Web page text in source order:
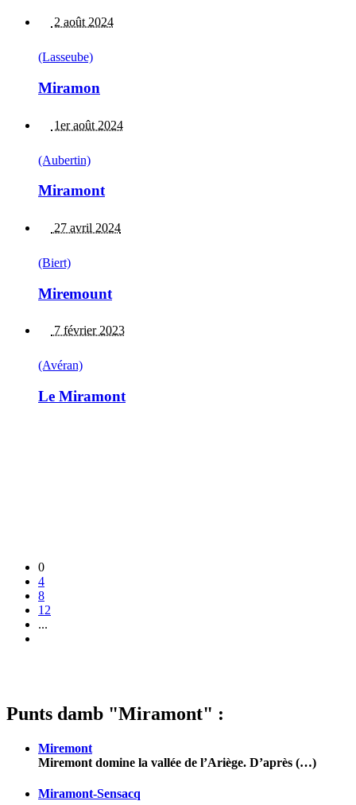
2 août 2024
(Lasseube)
Miramon
1er août 2024
(Aubertin)
Miramont
27 avril 2024
(Biert)
Miremount
7 février 2023
(Avéran)
Le Miramont
0
4
8
12
...
Punts damb "Miramont" :
Miremont
Miremont domine la vallée de l’Ariège. D’après (…)
Miramont-Sensacq